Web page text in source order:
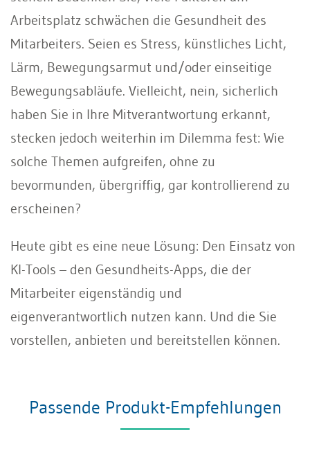
Arbeitsplatz schwächen die Gesundheit des
Mitarbeiters. Seien es Stress, künstliches Licht,
Lärm, Bewegungsarmut und/oder einseitige
Bewegungsabläufe. Vielleicht, nein, sicherlich
haben Sie in Ihre Mitverantwortung erkannt,
stecken jedoch weiterhin im Dilemma fest: Wie
solche Themen aufgreifen, ohne zu
bevormunden, übergriffig, gar kontrollierend zu
erscheinen?
Heute gibt es eine neue Lösung: Den Einsatz von
KI-Tools – den Gesundheits-Apps, die der
Mitarbeiter eigenständig und
eigenverantwortlich nutzen kann. Und die Sie
vorstellen, anbieten und bereitstellen können.
Passende Produkt-Empfehlungen